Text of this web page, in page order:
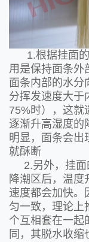
1.根据挂面的
用是保持面条外
面条内部的水分
分挥发速度大于
75%时），这就
逐渐升高湿度的
明显，面条会出
就酥断
2.另外，挂面
降潮区后，温
速度都会加快。
匀一致，理论上
个互相套在一起
同，其脱水收